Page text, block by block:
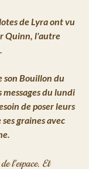
de Lyra ont vu
Quinn, l'autre
son Bouillon du
messages du lundi
de poser leurs
graines avec
de l'espace. Et